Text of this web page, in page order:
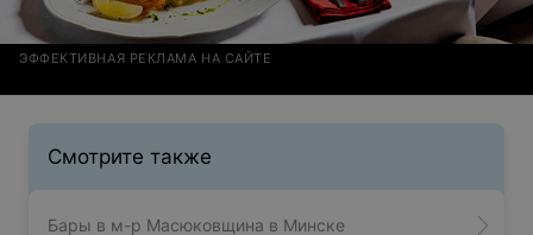
ЭФФЕКТИВНАЯ РЕКЛАМА НА САЙТЕ
Смотрите также
Бары в м-р Масюковщина в Минске